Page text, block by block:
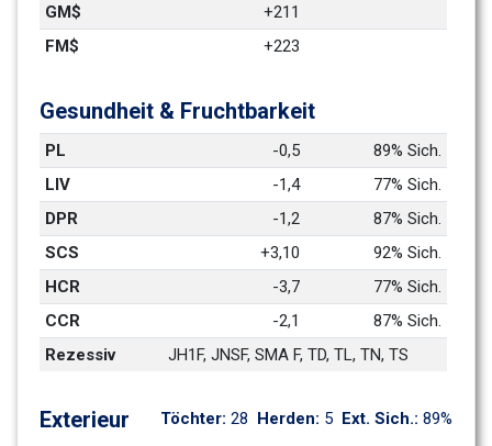
GM$
+211
FM$
+223
Gesundheit & Fruchtbarkeit
PL -0,5
89% Sich.
LIV
-1,4
77% Sich.
DPR
-1,2
87% Sich.
SCS
+3,10
92% Sich.
HCR
-3,7
77% Sich.
CCR
-2,1
87% Sich.
Rezessiv
JH1F, JNSF, SMA F, TD, TL, TN, TS
Exterieur Töchter: 28 Herden: 5 Ext. Sich.: 89%